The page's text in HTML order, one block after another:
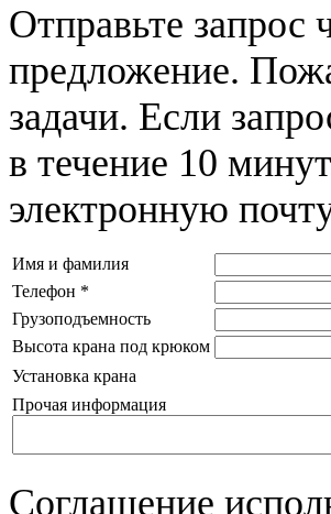
Отправьте запрос
предложение.
задачи. Если
в течение 10
электронную
Имя и фамилия
Телефон *
Грузоподъемность
Высота крана под крюком
Установка крана
Прочая информация
Соглашение